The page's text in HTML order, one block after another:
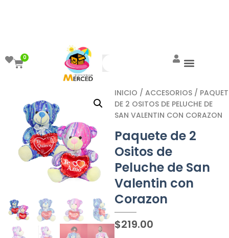
0
INICIO / ACCESORIOS /
DE 2 OSITOS DE PELUCHE DE
SAN VALENTIN CON CORAZON
Paquete de 2
Ositos de
Peluche de San
Valentin con
Corazon
$219.00